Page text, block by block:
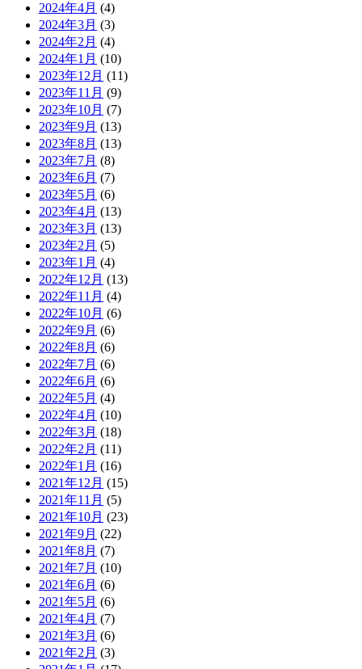
2024年4月 (4)
2024年3月 (3)
2024年2月 (4)
2024年1月 (10)
2023年12月 (11)
2023年11月 (9)
2023年10月 (7)
2023年9月 (13)
2023年8月 (13)
2023年7月 (8)
2023年6月 (7)
2023年5月 (6)
2023年4月 (13)
2023年3月 (13)
2023年2月 (5)
2023年1月 (4)
2022年12月 (13)
2022年11月 (4)
2022年10月 (6)
2022年9月 (6)
2022年8月 (6)
2022年7月 (6)
2022年6月 (6)
2022年5月 (4)
2022年4月 (10)
2022年3月 (18)
2022年2月 (11)
2022年1月 (16)
2021年12月 (15)
2021年11月 (5)
2021年10月 (23)
2021年9月 (22)
2021年8月 (7)
2021年7月 (10)
2021年6月 (6)
2021年5月 (6)
2021年4月 (7)
2021年3月 (6)
2021年2月 (3)